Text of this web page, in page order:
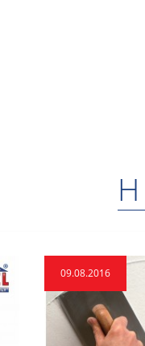
09.08.2016